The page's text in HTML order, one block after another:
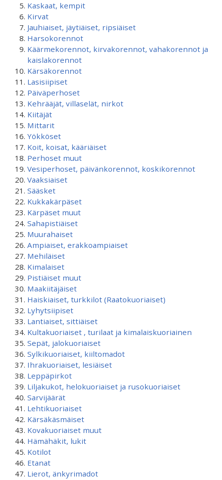
Kaskaat, kempit
Kirvat
Jauhiaiset, jäytiäiset, ripsiäiset
Harsokorennot
Käärmekorennot, kirvakorennot, vahakorennot ja
kaislakorennot
Kärsäkorennot
Lasisiipiset
Päiväperhoset
Kehrääjät, villaselät, nirkot
Kiitäjät
Mittarit
Yökköset
Koit, koisat, kääriäiset
Perhoset muut
Vesiperhoset, päivänkorennot, koskikorennot
Vaaksiaiset
Sääsket
Kukkakärpäset
Kärpäset muut
Sahapistiäiset
Muurahaiset
Ampiaiset, erakkoampiaiset
Mehiläiset
Kimalaiset
Pistiäiset muut
Maakiitäjäiset
Haiskiaiset, turkkilot (Raatokuoriaiset)
Lyhytsiipiset
Lantiaiset, sittiäiset
Kultakuoriaiset , turilaat ja kimalaiskuoriainen
Sepät, jalokuoriaiset
Sylkikuoriaiset, kiiltomadot
Ihrakuoriaiset, lesiäiset
Leppäpirkot
Liljakukot, helokuoriaiset ja rusokuoriaiset
Sarvijäärät
Lehtikuoriaiset
Kärsäkäsmäiset
Kovakuoriaiset muut
Hämähäkit, lukit
Kotilot
Etanat
Lierot, änkyrimadot